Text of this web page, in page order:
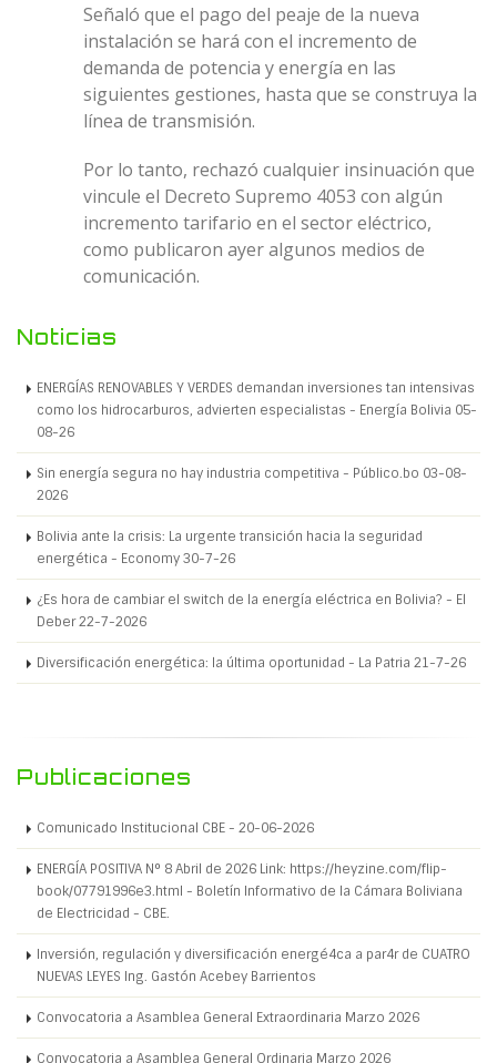
Señaló que el pago del peaje de la nueva
instalación se hará con el incremento de
demanda de potencia y energía en las
siguientes gestiones, hasta que se construya la
línea de transmisión.
Por lo tanto, rechazó cualquier insinuación que
vincule el Decreto Supremo 4053 con algún
incremento tarifario en el sector eléctrico,
como publicaron ayer algunos medios de
comunicación.
Noticias
ENERGÍAS RENOVABLES Y VERDES demandan inversiones tan intensivas
como los hidrocarburos, advierten especialistas - Energía Bolivia 05-
08-26
Sin energía segura no hay industria competitiva - Público.bo 03-08-
2026
Bolivia ante la crisis: La urgente transición hacia la seguridad
energética - Economy 30-7-26
¿Es hora de cambiar el switch de la energía eléctrica en Bolivia? - El
Deber 22-7-2026
Diversificación energética: la última oportunidad - La Patria 21-7-26
Publicaciones
Comunicado Institucional CBE - 20-06-2026
ENERGÍA POSITIVA N° 8 Abril de 2026 Link: https://heyzine.com/flip-
book/07791996e3.html - Boletín Informativo de la Cámara Boliviana
de Electricidad - CBE.
Inversión, regulación y diversificación energé4ca a par4r de CUATRO
NUEVAS LEYES Ing. Gastón Acebey Barrientos
Convocatoria a Asamblea General Extraordinaria Marzo 2026
Convocatoria a Asamblea General Ordinaria Marzo 2026